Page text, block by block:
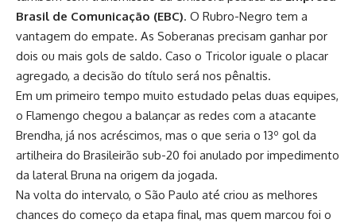
Brasil de Comunicação (EBC). O Rubro-Negro tem a
vantagem do empate. As Soberanas precisam ganhar por
dois ou mais gols de saldo. Caso o Tricolor iguale o placar
agregado, a decisão do título será nos pênaltis.
Em um primeiro tempo muito estudado pelas duas equipes,
o Flamengo chegou a balançar as redes com a atacante
Brendha, já nos acréscimos, mas o que seria o 13º gol da
artilheira do Brasileirão sub-20 foi anulado por impedimento
da lateral Bruna na origem da jogada.
Na volta do intervalo, o São Paulo até criou as melhores
chances do começo da etapa final, mas quem marcou foi o